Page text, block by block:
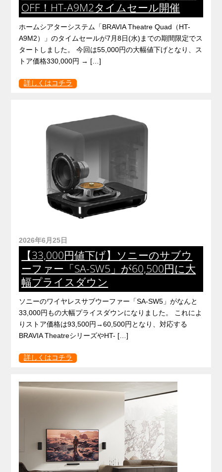
OFF！HT-A9M2タイムセール開催
ホームシアターシステム「BRAVIA Theatre Quad（HT-
A9M2）」のタイムセールが7月8日(水)までの期間限定でス
タートしました。 今回は55,000円の大幅値下げとなり、ス
トア価格330,000円 → […]
詳しくはコチラ
2026年6月25日
【33,000円値下げ】ソニーのサブウ
ーファー「SA-SW5」が60,500円に大
幅プライスダウン
ソニーのワイヤレスサブウーファー「SA-SW5」がなんと
33,000円もの大幅プライスダウンになりました。 これによ
りストア価格は93,500円→60,500円となり、対応する
BRAVIA TheatreシリーズやHT- […]
詳しくはコチラ